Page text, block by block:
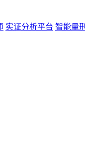
实证分析平台 智能量